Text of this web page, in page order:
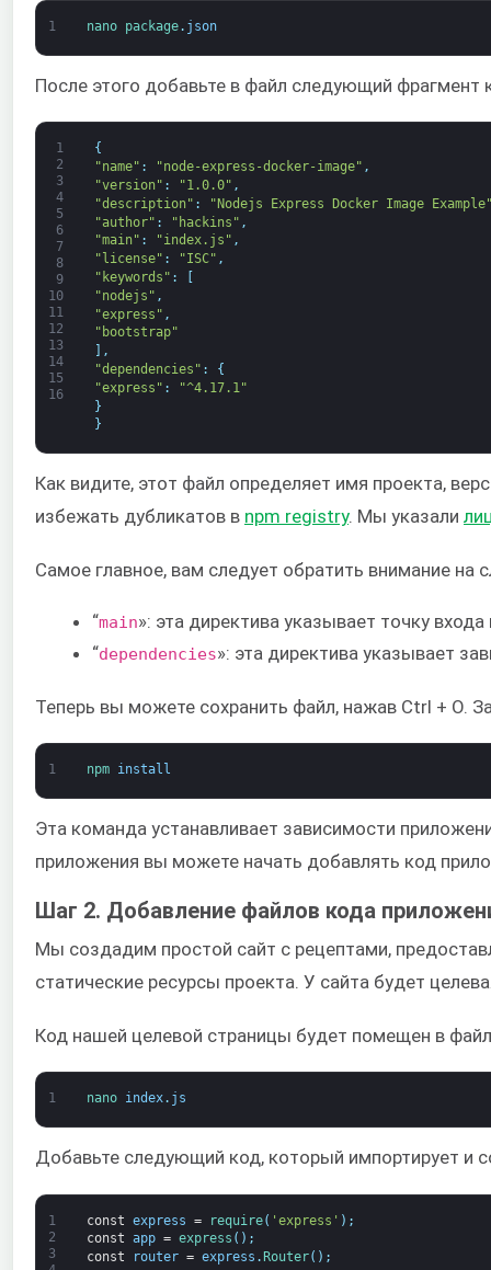
1 nano package. json
После этого добавьте в файл следующий
1
2
3
4
5
6
7
8
9
10
11
12
13
14
15
16
{
"name" : "node-express-docker-image" ,
"version" : "1.0.0" ,
"description" :
"Nodejs Express Docker Image
"author" : "hackins" ,
"main" : "index.js" ,
"license" : "ISC" ,
"keywords" :
"nodejs" ,
"express" ,
"bootstrap"
,
"dependencies" :
{
"express" :
"^4.17.1"
}
}
Как видите, этот файл определяет имя проекта,
избежать дубликатов в npm registry. Мы указали
Самое главное, вам следует обратить внимание
“main»: эта директива указывает точку
“dependencies»: эта директива указывает
Теперь вы можете сохранить файл, нажав Ctrl + O.
1 npm install
Эта команда устанавливает зависимости
приложения вы можете начать добавлять код
Шаг 2. Добавление файлов кода
Мы создадим простой сайт с рецептами,
статические ресурсы проекта. У сайта будет
Код нашей целевой страницы будет помещен в
1 nano index. js
Добавьте следующий код, который импортирует и
1
2
3
const express = require( 'express' ) ;
const app = express ( ) ;
const
router = express . Router( ) ;